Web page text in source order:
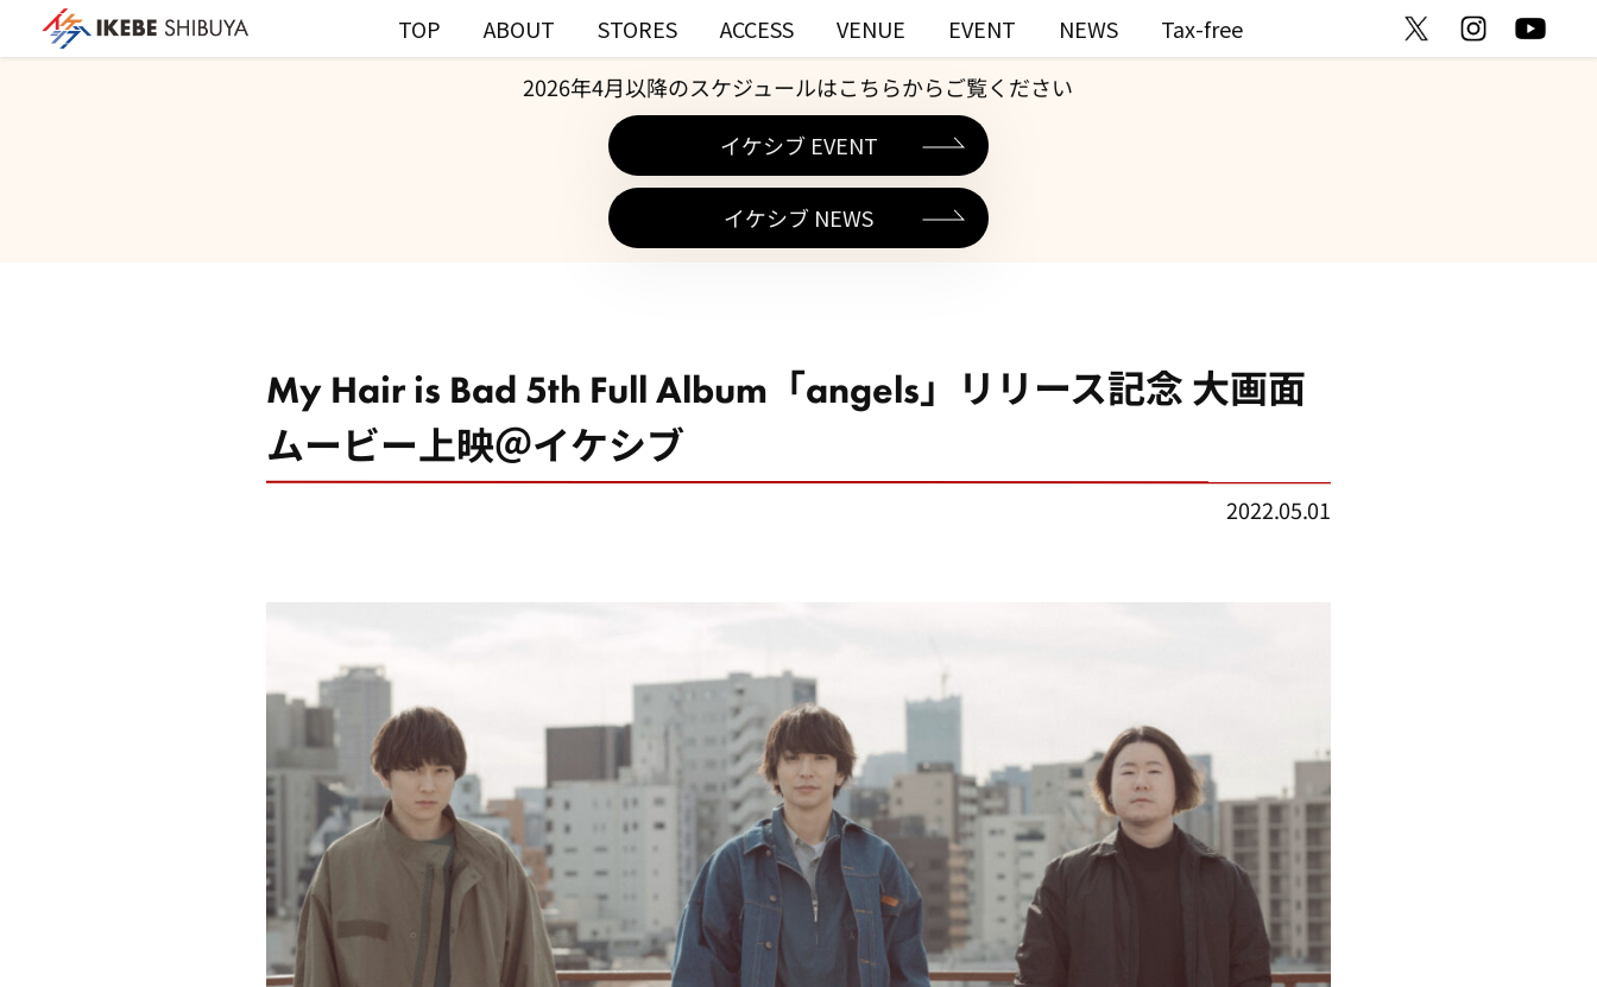
TOP ABOUT STORES ACCESS VENUE EVENT NEWS Tax-free
2026年4月以降のスケジュールはこちらからご覧ください
イケシブ EVENT
イケシブ NEWS
My Hair is Bad 5th Full Album「angels」リリース記念 大画面
ムービー上映＠イケシブ
2022.05.01